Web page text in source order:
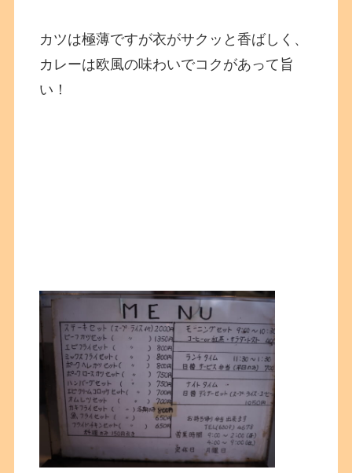
カツは極薄ですが衣がサクッと香ばしく、
カレーは欧風の味わいでコクがあって旨
い！